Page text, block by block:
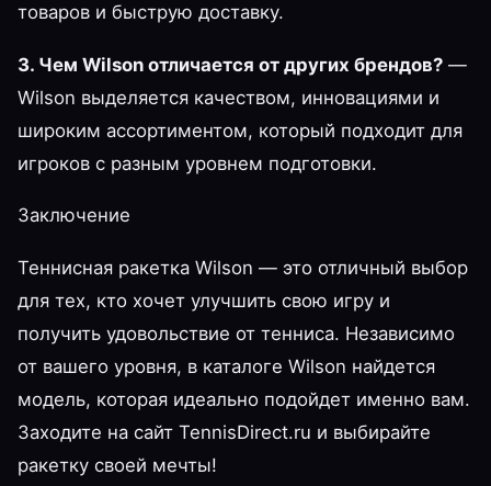
товаров и быструю доставку.
3. Чем Wilson отличается от других брендов? —
Wilson выделяется качеством, инновациями и
широким ассортиментом, который подходит для
игроков с разным уровнем подготовки.
Заключение
Теннисная ракетка Wilson — это отличный выбор
для тех, кто хочет улучшить свою игру и
получить удовольствие от тенниса. Независимо
от вашего уровня, в каталоге Wilson найдется
модель, которая идеально подойдет именно вам.
Заходите на сайт TennisDirect.ru и выбирайте
ракетку своей мечты!